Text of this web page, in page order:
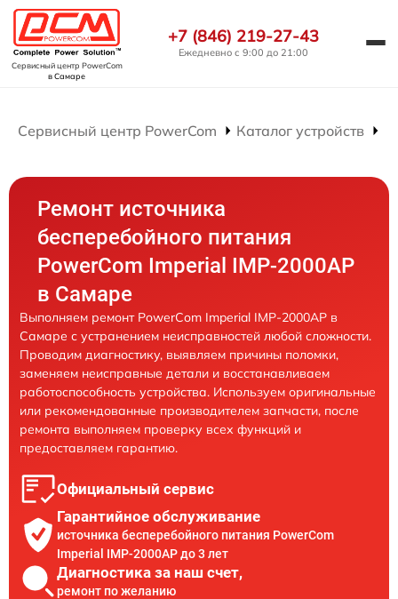
Сервисный центр PowerCom
в Самаре
+7 (846) 219-27-43
Ежедневно с 9:00 до 21:00
Сервисный центр PowerCom Каталог устройств
Ремонт источника
бесперебойного питания
PowerCom Imperial IMP-2000AP
в Самаре
Выполняем ремонт PowerCom Imperial IMP-2000AP в
Самаре с устранением неисправностей любой сложности.
Проводим диагностику, выявляем причины поломки,
заменяем неисправные детали и восстанавливаем
работоспособность устройства. Используем оригинальные
или рекомендованные производителем запчасти, после
ремонта выполняем проверку всех функций и
предоставляем гарантию.
Официальный сервис
Гарантийное обслуживание
источника бесперебойного питания PowerCom
Imperial IMP-2000AP до 3 лет
Диагностика за наш счет,
ремонт по желанию